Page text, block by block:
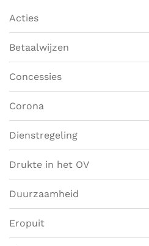
Acties
Betaalwijzen
Concessies
Corona
Dienstregeling
Drukte in het OV
Duurzaamheid
Eropuit